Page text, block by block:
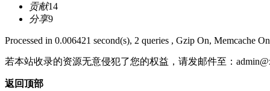
贡献14
分享9
Processed in 0.006421 second(s), 2 queries , Gzip On, Memcache
若本站收录的资源无意侵犯了您的权益，请发邮件至：
返回顶部